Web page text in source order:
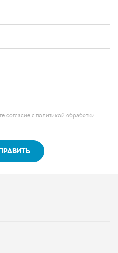
11/63